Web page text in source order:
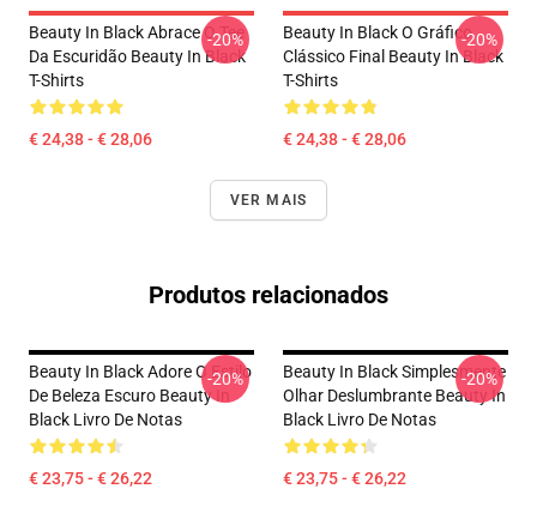
Beauty In Black Abrace O Tee
Da Escuridão Beauty In Black
T-Shirts
€ 24,38 - € 28,06
-20%
Beauty In Black O Gráfico
Clássico Final Beauty In Black
T-Shirts
€ 24,38 - € 28,06
-20%
VER MAIS
Produtos relacionados
Beauty In Black Adore O Estilo
De Beleza Escuro Beauty In
Black Livro De Notas
€ 23,75 - € 26,22
-20%
Beauty In Black Simplesmente
Olhar Deslumbrante Beauty In
Black Livro De Notas
€ 23,75 - € 26,22
-20%